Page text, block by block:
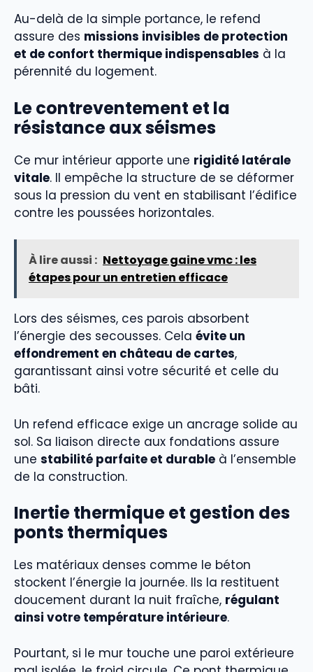
Au-delà de la simple portance, le refend
assure des missions invisibles de protection
et de confort thermique indispensables à la
pérennité du logement.
Le contreventement et la
résistance aux séismes
Ce mur intérieur apporte une rigidité latérale
vitale. Il empêche la structure de se déformer
sous la pression du vent en stabilisant l’édifice
contre les poussées horizontales.
À lire aussi : Nettoyage gaine vmc : les
étapes pour un entretien efficace
Lors des séismes, ces parois absorbent
l’énergie des secousses. Cela évite un
effondrement en château de cartes,
garantissant ainsi votre sécurité et celle du
bâti.
Un refend efficace exige un ancrage solide au
sol. Sa liaison directe aux fondations assure
une stabilité parfaite et durable à l’ensemble
de la construction.
Inertie thermique et gestion des
ponts thermiques
Les matériaux denses comme le béton
stockent l’énergie la journée. Ils la restituent
doucement durant la nuit fraîche, régulant
ainsi votre température intérieure.
Pourtant, si le mur touche une paroi extérieure